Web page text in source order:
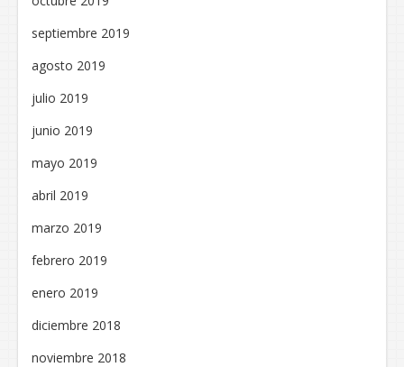
septiembre 2019
agosto 2019
julio 2019
junio 2019
mayo 2019
abril 2019
marzo 2019
febrero 2019
enero 2019
diciembre 2018
noviembre 2018